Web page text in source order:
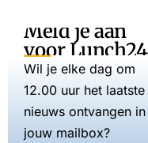
Meld je aan
voor Lunch24
Wil je elke dag om
12.00 uur het laatste
nieuws ontvangen in
jouw mailbox?